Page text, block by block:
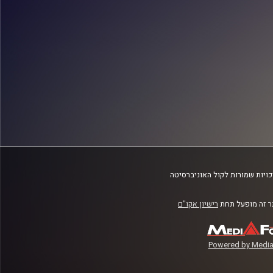
שמורות לקול האוניברסיטה
זה מופעל תחת רישיון אקו"ם
Powered by